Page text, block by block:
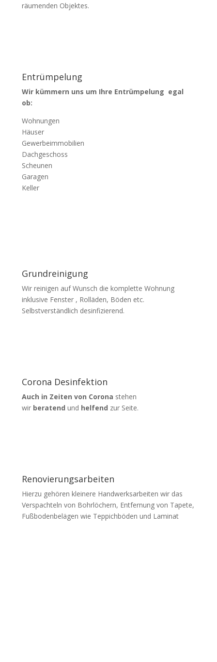
räumenden Objektes.
Entrümpelung
Wir kümmern uns um Ihre Entrümpelung egal
ob:
Wohnungen
Häuser
Gewerbeimmobilien
Dachgeschoss
Scheunen
Garagen
Keller
Grundreinigung
Wir reinigen auf Wunsch die komplette Wohnung
inklusive Fenster , Rolläden, Böden etc.
Selbstverständlich desinfizierend.
Corona Desinfektion
Auch in Zeiten von Corona stehen
wir beratend und helfend zur Seite.
Renovierungsarbeiten
Hierzu gehören kleinere Handwerksarbeiten wir das
Verspachteln von Bohrlöchern, Entfernung von Tapete,
Fußbodenbelägen wie Teppichböden und Laminat